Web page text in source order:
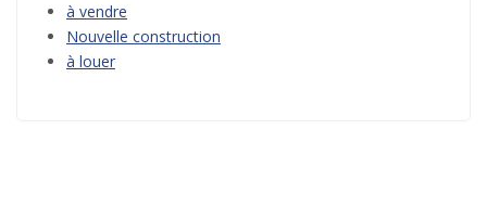
à vendre
Nouvelle construction
à louer